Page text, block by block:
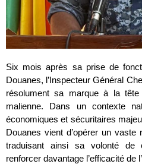
Six mois après sa prise de
Douanes, l’Inspecteur Général
résolument sa marque à la tête
malienne. Dans un contexte
économiques et sécuritaires
Douanes vient d’opérer un vaste
traduisant ainsi sa volonté
renforcer davantage l’efficacité de